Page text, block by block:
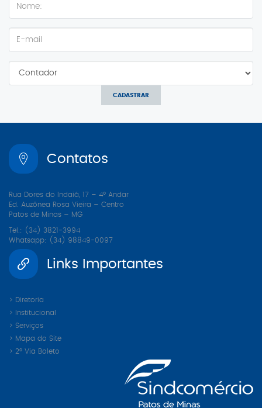
CADASTRAR
Contatos
Rua Dores do Indaiá, 17 – 4º Andar
Ed. Auzônea Rosa Vieira – Centro
Patos de Minas – MG
Tel.: (34) 3821-3994
Whatsapp: (34) 98849-0097
Links Importantes
> Diretoria
> Institucional
> Serviços
> Mapa do Site
> 2ª Via Boleto